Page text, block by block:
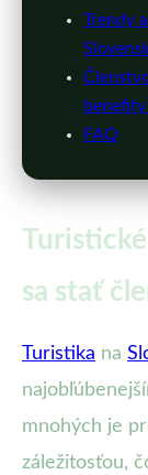
Trendy
FAQ
sa stať
Turistika na
mnohých je
záležitosťou,